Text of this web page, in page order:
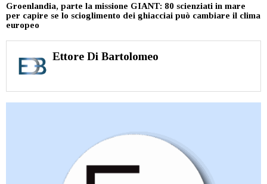
Groenlandia, parte la missione GIANT: 80 scienziati in mare
per capire se lo scioglimento dei ghiacciai può cambiare il clima
europeo
Ettore Di Bartolomeo